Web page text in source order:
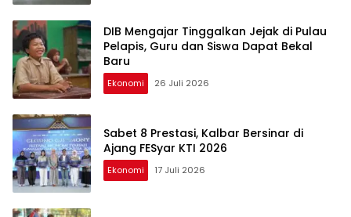
DIB Mengajar Tinggalkan Jejak di Pulau
Pelapis, Guru dan Siswa Dapat Bekal
Baru
Ekonomi 26 Juli 2026
Sabet 8 Prestasi, Kalbar Bersinar di
Ajang FESyar KTI 2026
Ekonomi 17 Juli 2026